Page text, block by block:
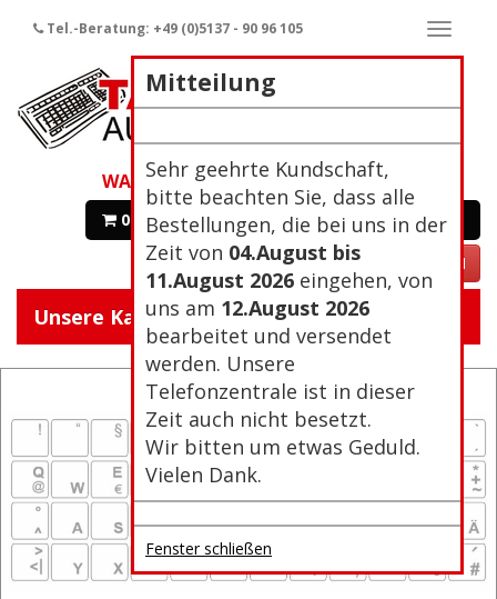
Mitteilung
Sehr geehrte Kundschaft,
bitte beachten Sie, dass alle
Bestellungen, die bei uns in der
Zeit von 04.August bis
11.August 2026 eingehen, von
uns am 12.August 2026
bearbeitet und versendet
werden. Unsere
Telefonzentrale ist in dieser
Zeit auch nicht besetzt.
Wir bitten um etwas Geduld.
Vielen Dank.
Fenster schließen
ein-/
Tel.-Beratung: +49 (0)5137 - 90 96 105
WARENKORB
0 Artikel 0,00€ Zur Kasse
VERTRAG WIDERRUFEN
ein/
Unsere Kategorien: